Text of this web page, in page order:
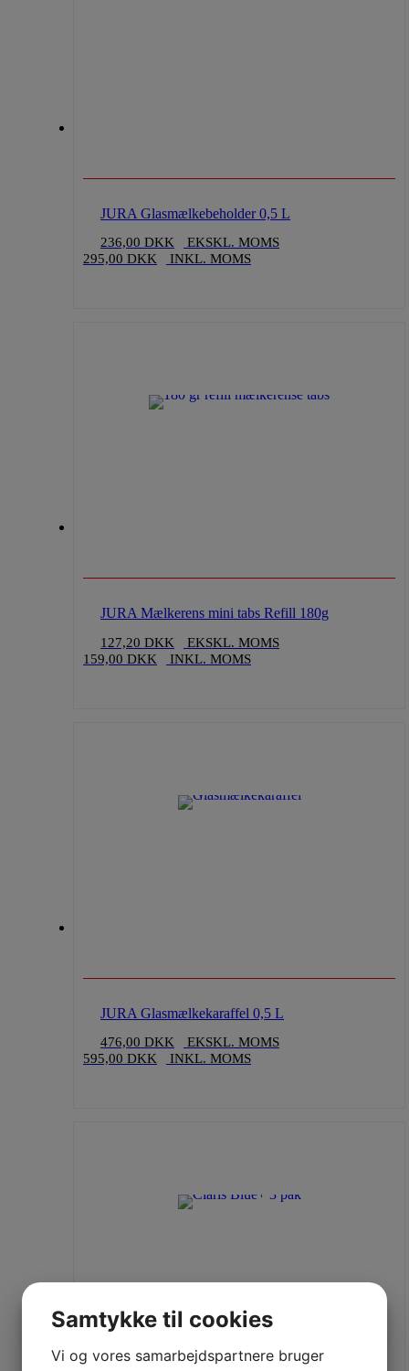
JURA Glasmælkebeholder 0,5 L
236,00DKK
EKSKL. MOMS
295,00DKK INKL. MOMS
JURA Mælkerens mini tabs Refill 180g
127,20DKK
EKSKL. MOMS
159,00DKK INKL. MOMS
JURA Glasmælkekaraffel 0,5 L
476,00DKK
EKSKL. MOMS
595,00DKK INKL. MOMS
Samtykke til cookies
Vi og vores samarbejdspartnere bruger